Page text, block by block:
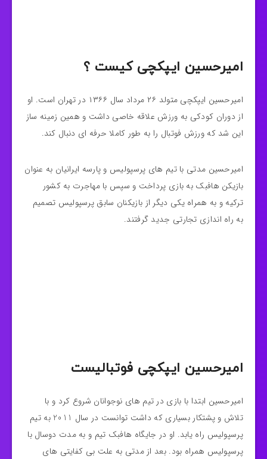
امیرحسین ایپکچی کیست ؟
امیرحسین ایپکچی متولد ۲۶ مرداد سال ۱۳۶۶ در تهران است. او
از دوران کودکی به ورزش علاقه خاصی داشت و همین زمینه ساز
این شد که ورزش فوتبال را به طور کاملا حرفه ای دنبال کند.
امیرحسین مدتی با تیم های پرسپولیس و پارسه ایرانیان به عنوان
بازیکن هافبک به بازی پرداخت و سپس با مهاجرت به کشور
ترکیه و به همراه یکی دیگر از بازیکنان سابق پرسپولیس تصمیم
به راه اندازی تجارتی جدید گرفتند.
امیرحسین ایپکچی فوتبالیست
امیرحسین ابتدا با بازی در تیم های نوجوانان شروع کرد و با
تلاش و پشتکار بسیاری که داشت توانست در سال 2011 به تیم
پرسپولیس راه یابد. او در جایگاه هافبک تیم و به مدت دوسال با
پرسپولیس همراه بود. بعد از مدتی به علت بی کفایتی های